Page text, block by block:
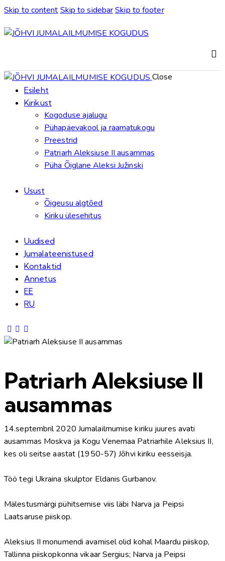
Skip to content Skip to sidebarSkip to footer
Close
Esileht
Kirikust
Kogoduse ajalugu
Pühapäevakool ja raamatukogu
Preestrid
Patriarh Aleksiuse II ausammas
Püha Õiglane Aleksi Južinski
Usust
Õigeusu algtõed
Kiriku ülesehitus
Uudised
Jumalateenistused
Kontaktid
Annetus
EE
RU
Patriarh Aleksiuse II
ausammas
14.septembril 2020 Jumalailmumise kiriku juures avati
ausammas Moskva ja Kogu Venemaa Patriarhile Aleksius II,
kes oli seitse aastat (1950-57) Jõhvi kiriku eesseisja.
Töö tegi Ukraina skulptor Eldanis Gurbanov.
Mälestusmärgi pühitsemise viis läbi Narva ja Peipsi
Laatsaruse piiskop.
Aleksius II monumendi avamisel olid kohal Maardu piiskop,
Tallinna piiskopkonna vikaar Sergius; Narva ja Peipsi